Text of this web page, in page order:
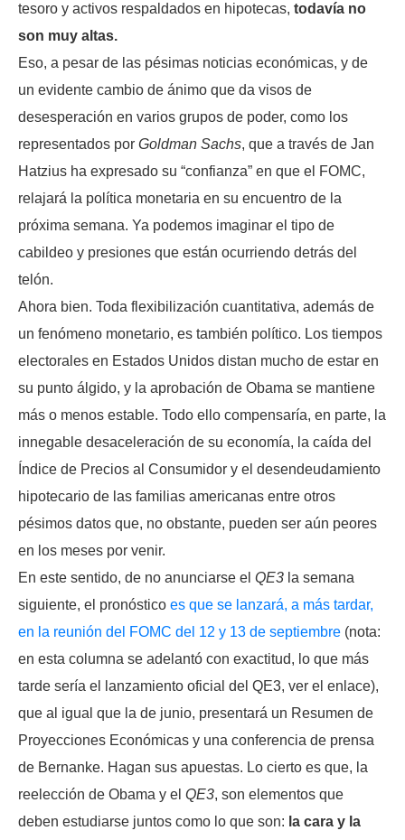
tesoro y activos respaldados en hipotecas, todavía no
son muy altas.
Eso, a pesar de las pésimas noticias económicas, y de
un evidente cambio de ánimo que da visos de
desesperación en varios grupos de poder, como los
representados por Goldman Sachs, que a través de Jan
Hatzius ha expresado su “confianza” en que el FOMC,
relajará la política monetaria en su encuentro de la
próxima semana. Ya podemos imaginar el tipo de
cabildeo y presiones que están ocurriendo detrás del
telón.
Ahora bien. Toda flexibilización cuantitativa, además de
un fenómeno monetario, es también político. Los tiempos
electorales en Estados Unidos distan mucho de estar en
su punto álgido, y la aprobación de Obama se mantiene
más o menos estable. Todo ello compensaría, en parte, la
innegable desaceleración de su economía, la caída del
Índice de Precios al Consumidor y el desendeudamiento
hipotecario de las familias americanas entre otros
pésimos datos que, no obstante, pueden ser aún peores
en los meses por venir.
En este sentido, de no anunciarse el QE3 la semana
siguiente, el pronóstico es que se lanzará, a más tardar,
en la reunión del FOMC del 12 y 13 de septiembre (nota:
en esta columna se adelantó con exactitud, lo que más
tarde sería el lanzamiento oficial del QE3, ver el enlace),
que al igual que la de junio, presentará un Resumen de
Proyecciones Económicas y una conferencia de prensa
de Bernanke. Hagan sus apuestas. Lo cierto es que, la
reelección de Obama y el QE3, son elementos que
deben estudiarse juntos como lo que son: la cara y la